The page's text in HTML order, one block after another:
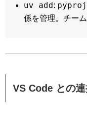
uv add:
係を管理。チー
VS Code との